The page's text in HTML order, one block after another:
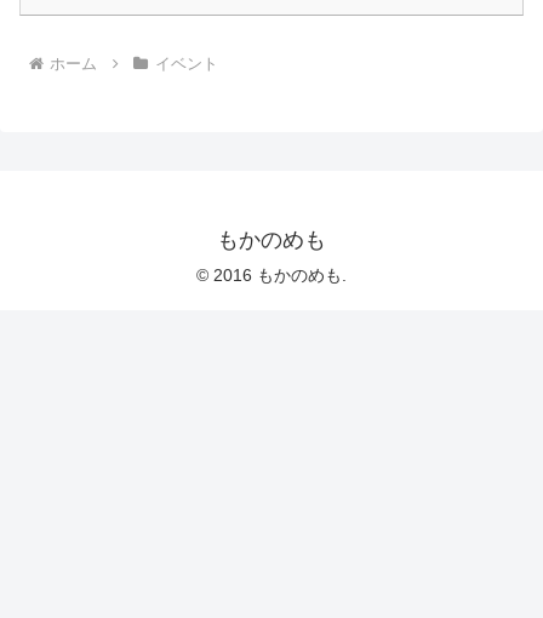
ホーム イベント
もかのめも
© 2016 もかのめも.